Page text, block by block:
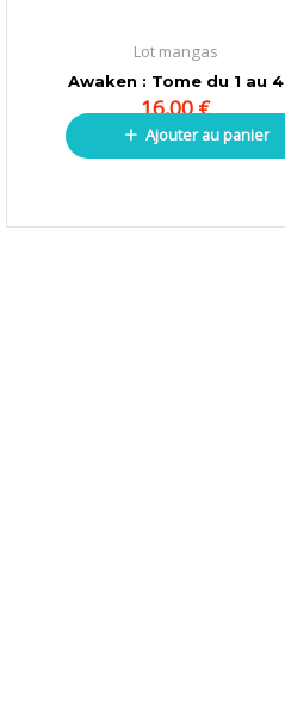
Lot mangas
Awaken : Tome du 1 au 4
16,00€
Ajouter au panier